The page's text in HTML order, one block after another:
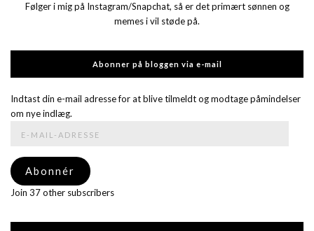
Følger i mig på Instagram/Snapchat, så er det primært sønnen og
memes i vil støde på.
Abonner på bloggen via e-mail
Indtast din e-mail adresse for at blive tilmeldt og modtage påmindelser
om nye indlæg.
adresse
Abonnér
Join 37 other subscribers